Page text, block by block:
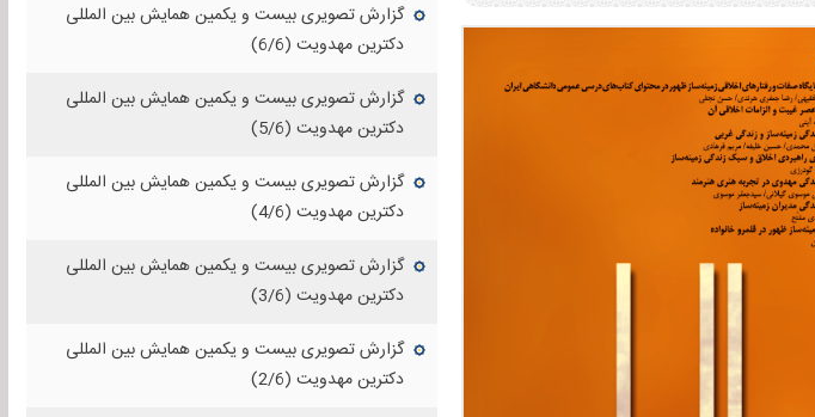
گزارش تصویری بیست و یکمین همایش بین المللی
دکترین مهدویت (6/6)
گزارش تصویری بیست و یکمین همایش بین المللی
دکترین مهدویت (5/6)
گزارش تصویری بیست و یکمین همایش بین المللی
دکترین مهدویت (4/6)
گزارش تصویری بیست و یکمین همایش بین المللی
دکترین مهدویت (3/6)
گزارش تصویری بیست و یکمین همایش بین المللی
دکترین مهدویت (2/6)